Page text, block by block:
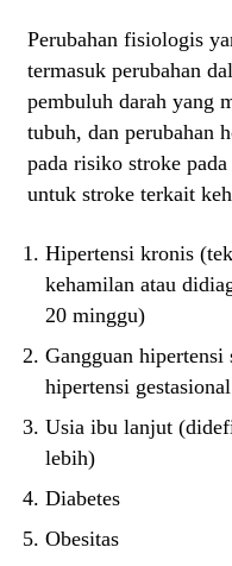
Perubahan fisiologis
termasuk perubahan
pembuluh darah yang
tubuh, dan perubahan
pada risiko stroke
untuk stroke terkait
Hipertensi kronis
kehamilan atau
20 minggu)
Gangguan
hipertensi
Usia ibu lanjut
lebih)
Diabetes
Obesitas